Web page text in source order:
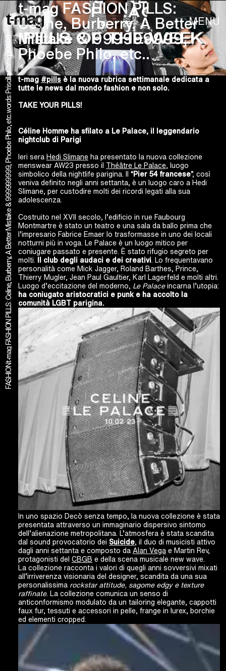
MENU
FASHION
t-mag FASHION PILLS: Celine, Burberry, A Better Mistake & 999999999, Phoebe Philo, etc..
words: Priscilla Cafaggi
06.05
t-mag FASHION PILLS:
Celine, Burberry, A Better
Mistake & 999999999,
Phoebe Philo, etc..
t-mag #pills è la nuova rubrica settimanale dedicata a
tutte le news dal mondo fashion e non solo.
TAKE YOUR PILLS!
Céline Homme ha sfilato a Le Palace, il leggendario
nightclub di Parigi
Ieri sera Hedi Slimane ha presentato la nuova collezione
menswear AW23 presso il Théâtre Le Palace, luogo
simbolico della nightlife parigina. Il “ Pier 54 francese”, così
veniva definito negli anni settanta, è un luogo caro a Hedi
Slimane, per custodire molti dei ricordi legati alla sua
adolescenza.
Costruito nel XVII secolo, l’edificio in rue Faubourg
Montmartre è stato un teatro e una sala da ballo prima che
l’impresario Fabrice Emaer lo trasformasse in uno dei locali
notturni più in voga. Le Palace è un luogo mitico per
coniugare passato e presente. È stato rifugio segreto per
molti.
Il club degli audaci e dei creativi. Lo frequentavano
personalità come Mick Jagger, Roland Barthes, Prince,
Thierry Mugler, Jean Paul Gaultier, Karl Lagerfeld e molti altri.
Luogo d’eccitazione del moderno, Le Palaceincarna l’utopia:
ha coniugato aristocratici e punk e ha accolto la
comunità LGBT parigina.
In uno spazio Decò senza tempo, la nuova collezione è stata
presentata attraverso un immaginario dispersivo sintomo
dell’alienazione metropolitana. L’atmosfera è stata scandita
dal sound provocatorio dei Suicide, il duo di musicisti attivo
dagli anni settanta e composto da Alan Vega e Martin Rev,
protagonisti del CBGB e della scena musicale new wave.
La collezione racconta i valori di quegli anni sovversivi mixati
all’irriverenza visionaria del designer, scandita da una sua
personalissima rockstar attitude, sagome edgy e texture
raffinate. La collezione comunica un senso di
anticonformismo modulato da un tailoring elegante, cappotti
faux fur, tessuti e accessori in pelle, frange in lurex, borchie
ed elementi cropped.